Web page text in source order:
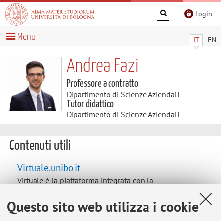
Questo sito web utilizza i cookie
Login
IT EN
Menu
Andrea Fazi
Professore a contratto
Dipartimento di Scienze Aziendali
Tutor didattico
Dipartimento di Scienze Aziendali
Contenuti utili
Virtuale.unibo.it
Virtuale è la piattaforma integrata con la